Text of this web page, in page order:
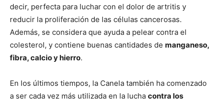
decir, perfecta para luchar con el dolor de artritis y
reducir la proliferación de las células cancerosas.
Además, se considera que ayuda a pelear contra el
colesterol, y contiene buenas cantidades de manganeso,
fibra, calcio y hierro.
En los últimos tiempos, la Canela también ha comenzado
a ser cada vez más utilizada en la lucha contra los